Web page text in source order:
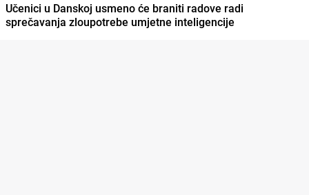
Učenici u Danskoj usmeno će braniti radove radi
sprečavanja zloupotrebe umjetne inteligencije